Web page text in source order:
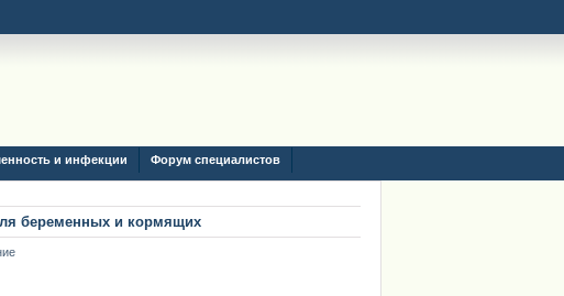
и инфекции Форум специалистов
беременных и кормящих